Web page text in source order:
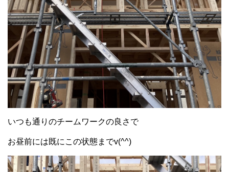
いつも通りのチームワークの良さで
お昼前には既にこの状態までv(^^)